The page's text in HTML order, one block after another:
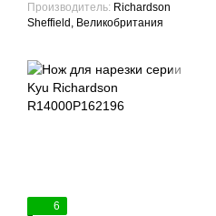
Производитель Richardson
Sheffield, Великобритания
6